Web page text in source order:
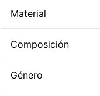
Material
Composición
Género